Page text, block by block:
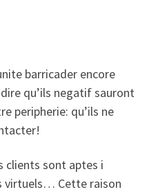
barricader encore
qu’ils negatif sauront
peripherie: qu’ils ne
clients sont aptes i
virtuels… Cette raison